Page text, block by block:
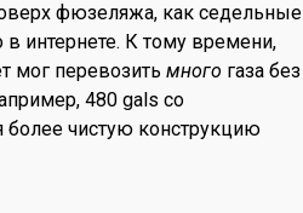
фюзеляжа, как седельные
интернете. К тому времени,
мог перевозить много газа без
480 gals со
более чистую конструкцию